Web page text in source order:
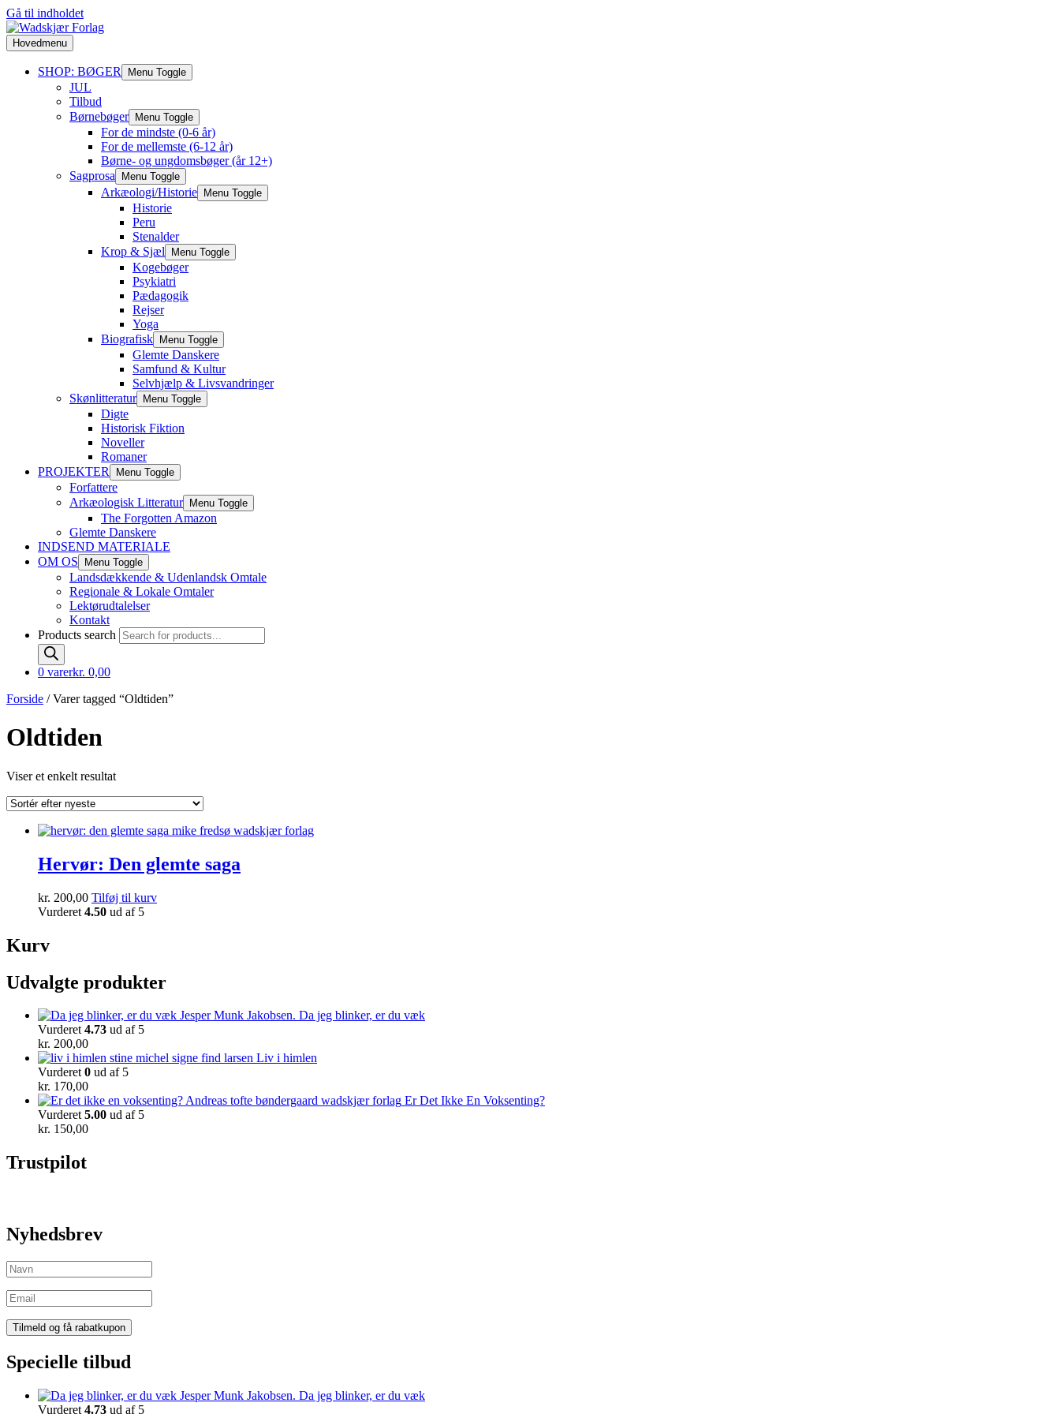
Gå til indholdet
Hovedmenu
SHOP: BØGER Menu Toggle
JUL
Tilbud
Børnebøger
Menu Toggle
For de mindste (0-6 år)
For de mellemste (6-12 år)
Børne- og ungdomsbøger (år 12+)
Sagprosa
Menu Toggle
Arkæologi/Historie Menu Toggle
Historie
Peru
Stenalder
Krop & Sjæl
Menu Toggle
Kogebøger
Psykiatri
Pædagogik
Rejser
Yoga
Biografisk
Menu Toggle
Glemte Danskere
Samfund & Kultur
Selvhjælp & Livsvandringer
Skønlitteratur
Menu Toggle
Digte
Historisk Fiktion
Noveller
Romaner
PROJEKTER
Menu Toggle
Forfattere
Arkæologisk Litteratur
Menu Toggle
The Forgotten Amazon
Glemte Danskere
INDSEND MATERIALE
OM OS
Menu Toggle
Landsdækkende & Udenlandsk Omtale
Regionale & Lokale Omtaler
Lektørudtalelser
Kontakt
Products search
0 varerkr. 0,00
Forside / Varer tagged “Oldtiden”
Oldtiden
Viser et enkelt resultat
Hervør: Den glemte saga
kr. 200,00 Tilføj til kurv
Vurderet 4.50 ud af 5
Kurv
Udvalgte produkter
Da jeg blinker, er du væk
Vurderet4.73 ud af 5
kr. 200,00
Liv i himlen
Vurderet0 ud af 5
kr. 170,00
Er Det Ikke En Voksenting?
Vurderet5.00 ud af 5
kr. 150,00
Trustpilot
Nyhedsbrev
Specielle tilbud
Da jeg blinker, er du væk
Vurderet 4.73 ud af 5